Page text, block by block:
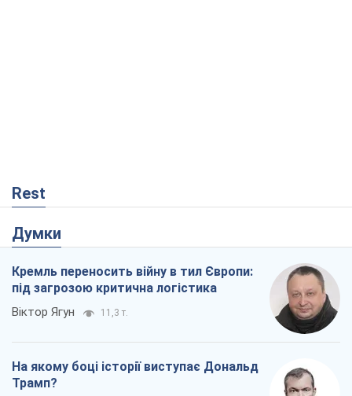
Rest
Думки
Кремль переносить війну в тил Європи:
під загрозою критична логістика
Віктор Ягун 11,3 т.
На якому боці історії виступає Дональд
Трамп?